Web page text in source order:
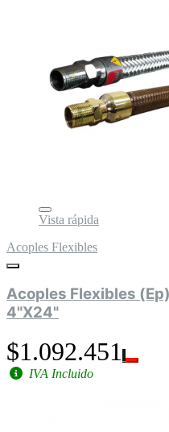
Vista rápida
Acoples Flexibles
Acoples Flexibles
4"X24"
$1.092.451
IVA Incluido